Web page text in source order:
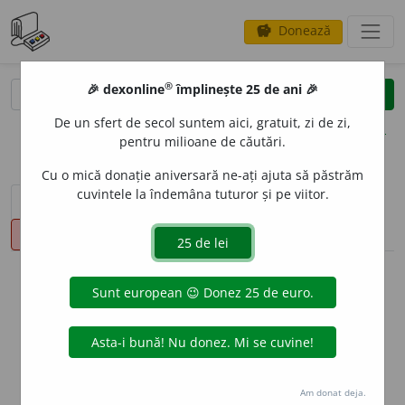
savings Donează
clear
opțiuni
sinteza definițiilor (1) definiții (30)
declinări
info
Aceste definiții sunt compilate de
echipa dexonline. Definițiile
originale se află pe filadefiniții.
Puteți reordona filele pe pagina de
🎉 dexonline® împlinește 25 de ani 🎉
De un sfert de secol suntem aici, gratuit, zi de zi,
pentru milioane de căutări.
Cu o mică donație aniversară ne-ați ajuta să păstrăm
cuvintele la îndemâna tuturor și pe viitor.
Am donat deja.